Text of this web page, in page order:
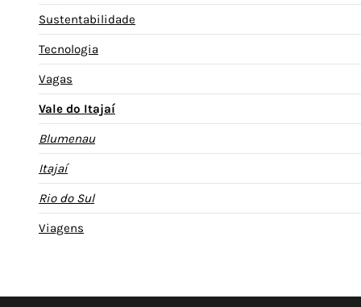
Sustentabilidade
Tecnologia
Vagas
Vale do Itajaí
Blumenau
Itajaí
Rio do Sul
Viagens